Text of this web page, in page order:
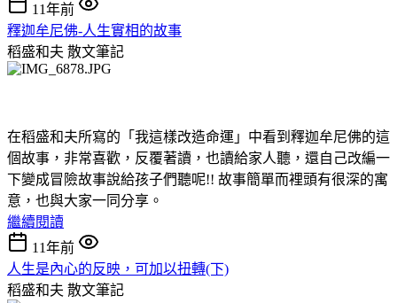
11年前
釋迦牟尼佛-人生實相的故事
稻盛和夫 散文筆記
在稻盛和夫所寫的「我這樣改造命運」中看到釋迦牟尼佛的這
個故事，非常喜歡，反覆著讀，也讀給家人聽，還自己改編一
下變成冒險故事說給孩子們聽呢!! 故事簡單而裡頭有很深的寓
意，也與大家一同分享。
繼續閱讀
11年前
人生是內心的反映，可加以扭轉(下)
稻盛和夫 散文筆記